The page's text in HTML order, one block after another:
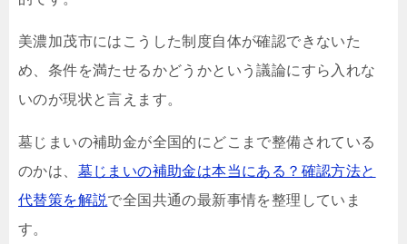
美濃加茂市にはこうした制度自体が確認できないた
め、条件を満たせるかどうかという議論にすら入れな
いのが現状と言えます。
墓じまいの補助金が全国的にどこまで整備されている
のかは、 墓じまいの補助金は本当にある？確認方法と
代替策を解説で全国共通の最新事情を整理していま
す。